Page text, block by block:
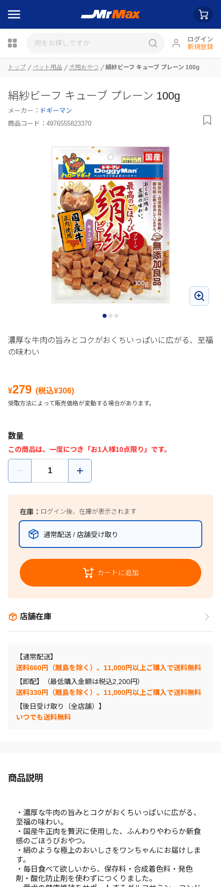
ログイン
新規登録
トップ ペット用品 犬用おやつ 絹紗ビーフ キューブ プレーン 100g
絹紗ビーフ キューブ プレーン 100g
メーカー：
ドギーマン
商品コード： 4976555823370
濃厚な牛肉の旨みとコクがおくちいっぱいに広がる、至福
の味わい
¥279 (税込¥306)
受取方法によって販売価格が変動する場合があります。
数量
この商品は、一度につき「お1人様10点限り」です。
在庫： ログイン後、在庫が表示されます
通常配送 / 店舗受け取り
カートに追加
店舗在庫
【通常配送】
送料660円（離島を除く）。11,000円以上ご購入で送料無料
【即配】（最低購入金額は税込2,200円）
送料330円（離島を除く）。11,000円以上ご購入で送料無料
【後日受け取り（全店舗）】
いつでも送料無料
商品説明
・濃厚な牛肉の旨みとコクがおくちいっぱいに広がる、
至福の味わい。
・国産牛正肉を贅沢に使用した、ふんわりやわらか新食
感のごほうびおやつ。
・絹のような極上のおいしさをワンちゃんにお届けしま
す。
・毎日食べて欲しいから、保存料・合成着色料・発色
剤・酸化防止剤を使わずにつくりました。